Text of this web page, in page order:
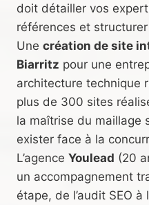
doit détailler vos
références et
Une création de site
Biarritz pour une
architecture technique
plus de 300 sites
la maîtrise du maillage
exister face à la
L’agence Youlead (20
un accompagnement
étape, de l’audit SEO à